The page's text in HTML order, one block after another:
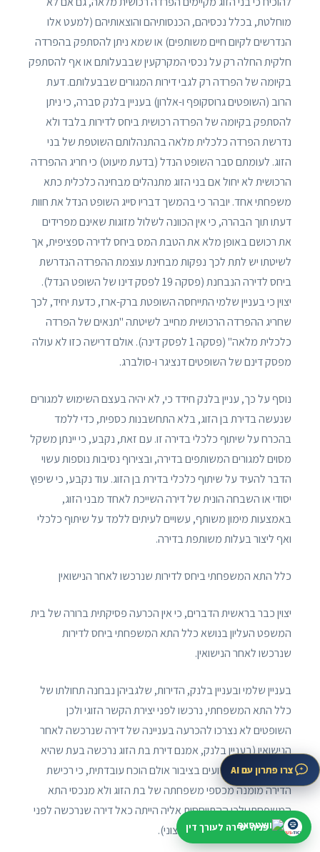
מוחלטת, בכלל נכסיהם, הכנסותיהם והוצאותיהם (למעט אלו
הנדרשים לקיום חיים משותפים) או שמא ניתן להסתפק בהפרדה
חלקית החלה רק על נכסי המקרקעין שבבעלותם או אף להסתפק
בקיומה של הפרדה רק לגבי דירות המגורים שבבעלותם. דעת
הרוב (השופטים גרוסקופף ו-אלרון) בעניין בלנק סברה, כי ניתן
להסתפק בקיומה של הפרדה רכושית ביחס לדירות בלבד ולא
נדרשת הפרדה כלכלית מלאה בהתנהלותם השוטפת של בני
הזוג. לעומתם סבר השופט הנדל (בדעת מיעוט) כי חריג ההפרדה
הרכושית לא יחול אם בני הזוג מתנהלים מבחינה כלכלית כתא
משפחתי אחד. יובהר כי בהמשך דבריו סייג השופט הנדל את חוות
דעתו תוך הבהרה, כי אין הכוונה לשלול מזוגות שאינם מפרידים
את רכושם באופן מלא את הטבת המס ביחס לדירה ספציפית, אך
לשיטתו יש לתת לכך נפקות מבחינת עוצמת ההפרדה הנדרשת
ביחס לדירה הנבחנת (פסקה 19 לפסק דינו של השופט הנדל).
יצוין כי בעניין שלמי התייחסה השופטת ברק-ארז, כדעת יחיד, לכך
שחריג ההפרדה הרכושית מחייב לשיטתה "תנאים של הפרדה
כלכלית מלאה" (פסקה 1 לפסק דינה). אולם דרישה כזו לא עולה
מפסק דינם של השופטים דנציגר ו-סולברג.
נוסף על כך, עניין בלנק חידד כי, לא יהיה בעצם השימוש למגורים
שנעשה בדירת בן הזוג, בלא התחשבנות כספית, כדי ללמד
בהכרח על שיתוף כלכלי בדירה זו. עם זאת, נקבע, כי יינתן משקל
מסוים למגורים המשותפים בדירה, ובצירוף נסיבות נוספות עשוי
הדבר להעיד על שיתוף כלכלי בדירת בן הזוג. עוד נקבע, כי שיפוץ
יסודי או השבחה הונית של דירה השייכת לאחד מבני הזוג,
באמצעות מימון משותף, עשויים לעיתים ללמד על שיתוף כלכלי
ואף ליצור בעלות משותפת בדירה.
כלל התא המשפחתי ביחס לדירות שנרכשו לאחר הנישואין
יצוין כבר בראשית הדברים, כי אין הכרעה פסיקתית ברורה של בית
המשפט העליון בנושא כלל התא המשפחתי ביחס לדירות
שנרכשו לאחר הנישואין.
בעניין שלמי ובעניין בלנק, הדירות, שלגביהן נבחנה תחולתו של
כלל התא המשפחתי, נרכשו לפני יצירת הקשר הזוגי ולכן
השופטים לא נצרכו להכרעה בעניינה של דירה שנרכשה לאחר
הנישואין (בעניין בלנק, אמנם דירת בת הזוג נרכשה בעת שהיא
ובן זוגה היו כבר ידועים בציבור אולם הוכח עובדתית, כי רכישת
הדירה מומנה מכספי משפחתה של בת הזוג ולא מנכסי התא
המשפחתי ולכן ההתייחסות אליה הייתה כאל דירה שנרכשה לפני
הנישואין, כלומר כאל נכס חיצוני).
צרו פתרון עם AI
פניה ישירה לעורך דין